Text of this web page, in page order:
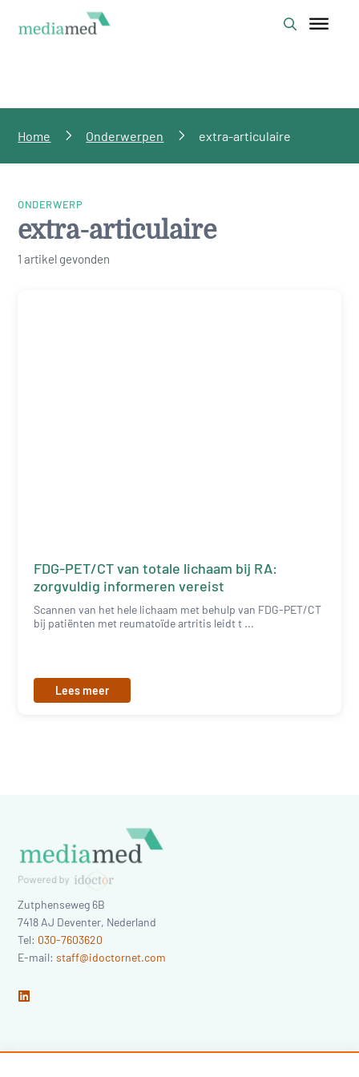
Home Onderwerpen extra-articulaire
ONDERWERP
extra-articulaire
1 artikel gevonden
FDG-PET/CT van totale lichaam bij RA:
zorgvuldig informeren vereist
Scannen van het hele lichaam met behulp van FDG-PET/CT
bij patiënten met reumatoïde artritis leidt t ...
Lees meer
Zutphenseweg 6B
7418 AJ Deventer, Nederland
Tel: 030-7603620
E-mail:staff@idoctornet.com